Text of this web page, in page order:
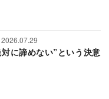
2026.07.29
に諦めない”という決意